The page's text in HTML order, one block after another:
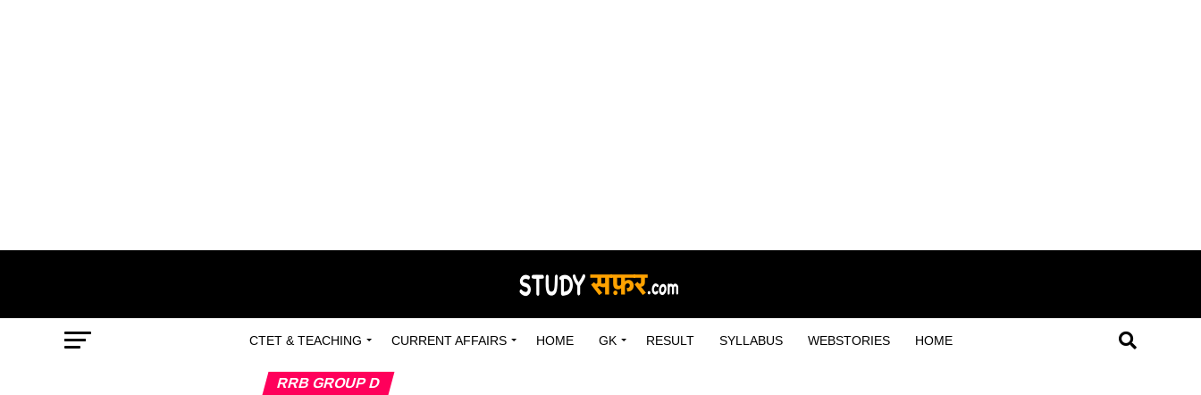
CTET & TEACHING CURRENT AFFAIRS HOME GK RESULT SYLLABUS WEBSTORIES HOME
RRB GROUP D